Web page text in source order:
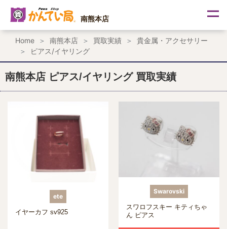
ス
プ
南熊本店
Home 南熊本店 買取実績
貴金属・アクセサリー
ピアス/イヤリング
南熊本店 ピアス/イヤリング 買取実績
ete
イヤーカフ sv925
Swarovski
スワロフスキー キティちゃ
ん ピアス